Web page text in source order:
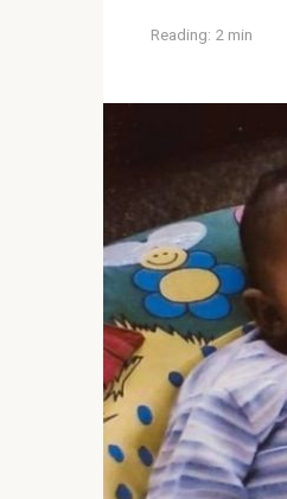
Reading: 2 min